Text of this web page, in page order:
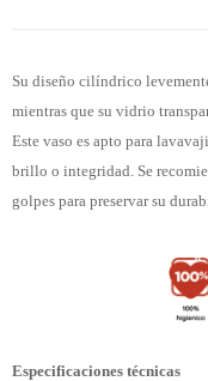
Su diseño cilíndrico
mientras que su vidrio
Este vaso es apto para
brillo o integridad. Se
golpes para preservar su
Especificaciones técnicas